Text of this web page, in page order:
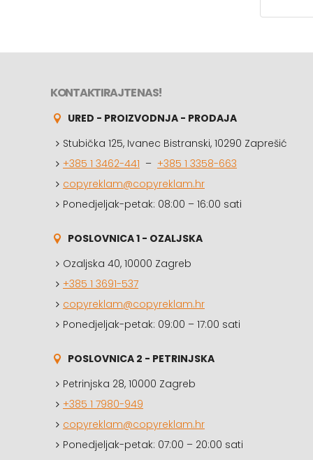
KONTAKTIRAJTE NAS!
URED - PROIZVODNJA - PRODAJA
Stubička 125, Ivanec Bistranski, 10290 Zaprešić
+385 1 3462-441 – +385 1 3358-663
copyreklam@copyreklam.hr
Ponedjeljak-petak: 08:00 – 16:00 sati
POSLOVNICA 1 - OZALJSKA
Ozaljska 40, 10000 Zagreb
+385 1 3691-537
copyreklam@copyreklam.hr
Ponedjeljak-petak: 09:00 – 17:00 sati
POSLOVNICA 2 - PETRINJSKA
Petrinjska 28, 10000 Zagreb
+385 1 7980-949
copyreklam@copyreklam.hr
Ponedjeljak-petak: 07:00 – 20:00 sati